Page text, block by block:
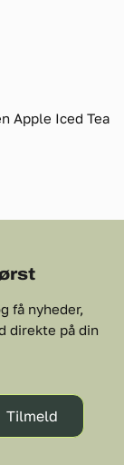
Apple Iced Tea
få nyheder,
direkte på din
Tilmeld